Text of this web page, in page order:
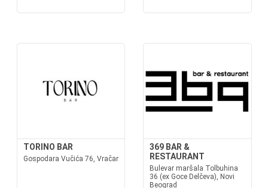
TORINO BAR
Gospodara Vučića 76, Vračar
369 BAR &
RESTAURANT
Bulevar maršala Tolbuhina
36 (ex Goce Delčeva), Novi
Beograd